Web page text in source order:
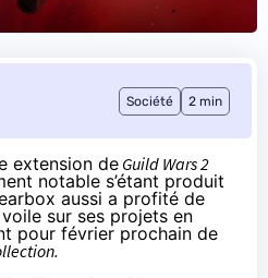
Société 2 min
extension de Guild Wars 2
notable s’étant produit
aussi a profité de
sur ses projets en
pour février prochain de